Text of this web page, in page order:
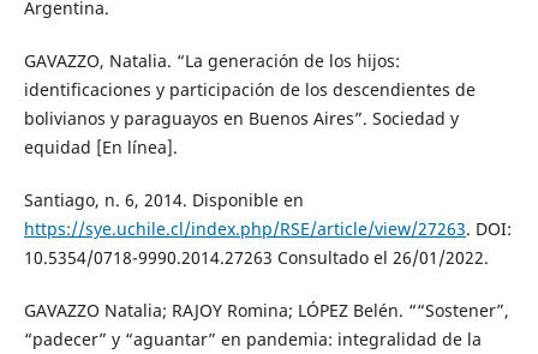
Argentina.
GAVAZZO, Natalia. “La generación de los hijos:
identificaciones y participación de los descendientes de
bolivianos y paraguayos en Buenos Aires”. Sociedad y
equidad [En línea].
Santiago, n. 6, 2014. Disponible en
https://sye.uchile.cl/index.php/RSE/article/view/27263. DOI:
10.5354/0718-9990.2014.27263 Consultado el 26/01/2022.
GAVAZZO Natalia; RAJOY Romina; LÓPEZ Belén. ““Sostener”,
“padecer” y “aguantar” en pandemia: integralidad de la